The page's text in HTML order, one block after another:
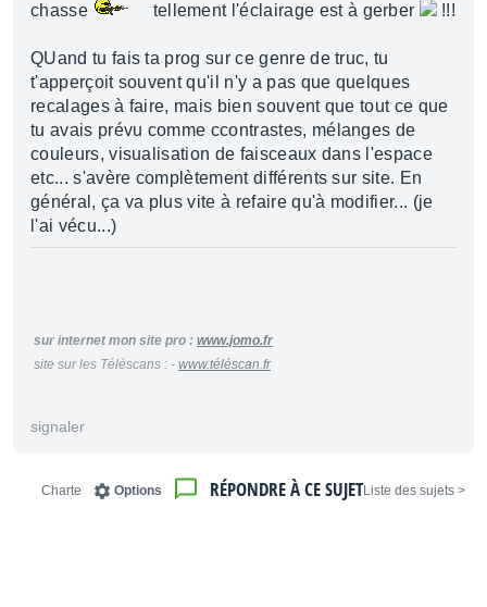
chasse
tellement l'éclairage est à gerber !!!
QUand tu fais ta prog sur ce genre de truc, tu
t'apperçoit souvent qu'il n'y a pas que quelques
recalages à faire, mais bien souvent que tout ce que
tu avais prévu comme ccontrastes, mélanges de
couleurs, visualisation de faisceaux dans l'espace
etc... s'avère complètement différents sur site. En
général, ça va plus vite à refaire qu'à modifier... (je
l'ai vécu...)
sur internet mon site pro : www.jomo.fr
site sur les Téléscans : - www.téléscan.fr
signaler
< Liste des sujets
RÉPONDRE À CE SUJET
Options
Charte